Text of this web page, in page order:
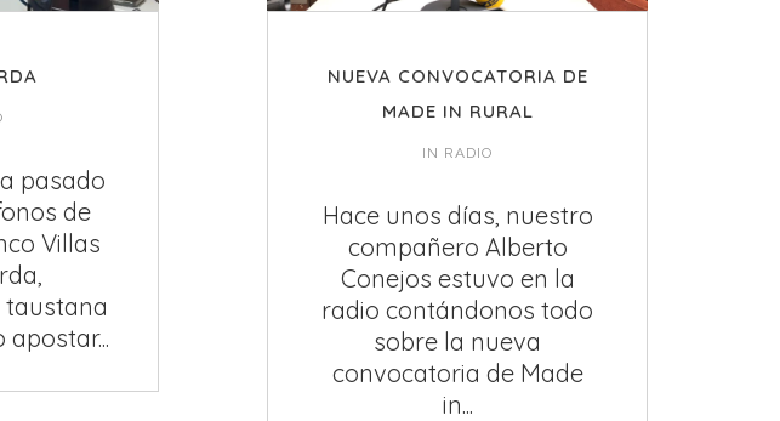
pasado
de
Villas
NUEVA CONVOCATORIA DE
MADE IN RURAL
IN RADIO
Hace unos días, nuestro
compañero Alberto
Conejos estuvo en la
radio contándonos todo
sobre la nueva
convocatoria de Made
in...